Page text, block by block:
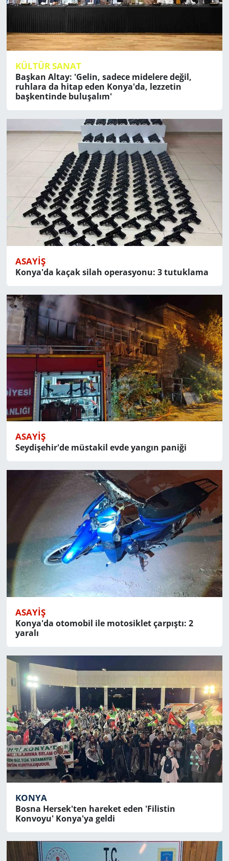
KÜLTÜR SANAT
Başkan Altay: 'Gelin, sadece midelere değil,
ruhlara da hitap eden Konya'da, lezzetin
başkentinde buluşalım'
ASAYIŞ
Konya'da kaçak silah operasyonu: 3 tutuklama
ASAYIŞ
Seydişehir'de müstakil evde yangın paniği
ASAYIŞ
Konya'da otomobil ile motosiklet çarpıştı: 2
yaralı
KONYA
Bosna Hersek'ten hareket eden 'Filistin
Konvoyu' Konya'ya geldi